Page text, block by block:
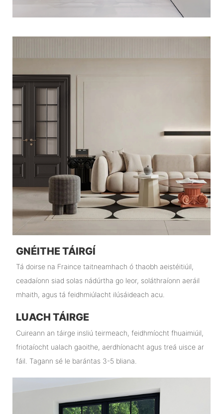
GNÉITHE TÁIRGÍ
Tá doirse na Fraince taitneamhach ó thaobh aeistéitiúil,
ceadaíonn siad solas nádúrtha go leor, soláthraíonn aeráil
mhaith, agus tá feidhmiúlacht ilúsáideach acu.
LUACH TÁIRGE
Cuireann an táirge insliú teirmeach, feidhmíocht fhuaimiúil,
friotaíocht ualach gaoithe, aerdhíonacht agus treá uisce ar
fáil. Tagann sé le barántas 3-5 bliana.